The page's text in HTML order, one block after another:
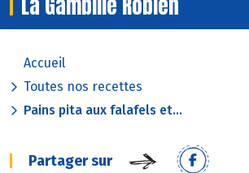
La Gambille Robien
Accueil
Toutes nos recettes
Pains pita aux falafels et...
Partager sur